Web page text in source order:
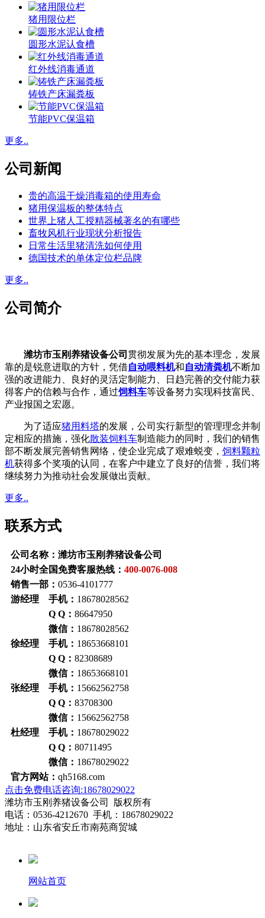
猪用限位栏
圆形水泥认食槽
红外线消毒通道
铸铁产床漏粪板
节能PVC保温箱
更多..
公司新闻
贵的高温干燥消毒箱的使用寿命
猪用保温板的整体特点
世界上猪人工授精器械著名的有哪些
畜牧风机行业现状分析报告
日常生活里猪清洗如何使用
德国技术的单体定位栏品牌
更多..
公司简介
潍坊市玉刚养猪设备公司 贯彻发展为先的基本理念，发展
靠的是锐意进取的方针，凭借自动喂料机和自动清粪机不断加
强的改进能力、良好的灵活定制能力、日趋完善的交付能力获
得客户的信赖与合作，通过饲料车等设备努力实现科技富民、
产业报国之宏愿。
为了适应猪用料塔的发展，公司实行新型的管理理念并制
定相应的措施，强化散装饲料车制造能力的同时，我们的销售
部不断发展完善销售网络，使企业完成了艰难蜕变， 饲料颗粒
机获得多个奖项的认同，在客户中建立了良好的信誉，我们将
继续努力为推动社会发展做出贡献。
更多..
联系方式
公司名称：潍坊市玉刚养猪设备公司
24小时全国免费客服热线： 400-0076-008
销售一部： 0536-4101777
游经理 手机： 18678028562
Q Q： 86647950
微信： 18678028562
徐经理 手机： 18653668101
Q Q： 82308689
微信： 18653668101
张经理 手机： 15662562758
Q Q： 83708300
微信： 15662562758
杜经理 手机： 18678029022
Q Q： 80711495
微信： 18678029022
官方网站： qh5168.com
点击免费电话咨询:18678029022
潍坊市玉刚养猪设备公司 版权所有
电话：0536-4212670 手机：18678029022
地址：山东省安丘市南苑商贸城
网站首页